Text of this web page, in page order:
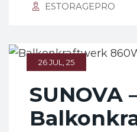
ESTORAGEPRO
26 JUL, 25
SUNOVA